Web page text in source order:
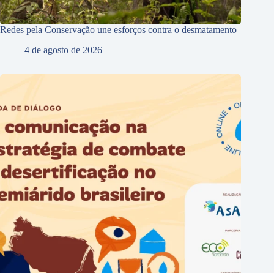
Redes pela Conservação une esforços contra o desmatamento
4 de agosto de 2026